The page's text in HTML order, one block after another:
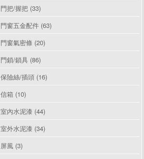
門把/握把 (33)
門窗五金配件 (63)
門窗氣密條 (20)
門鎖/鎖具 (86)
保險絲/插頭 (16)
信箱 (10)
室內水泥漆 (44)
室外水泥漆 (34)
屏風 (3)